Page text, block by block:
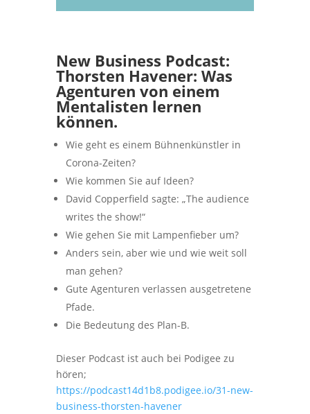
New Business Podcast:
Thorsten Havener: Was
Agenturen von einem
Mentalisten lernen
können.
Wie geht es einem Bühnenkünstler in
Corona-Zeiten?
Wie kommen Sie auf Ideen?
David Copperfield sagte: „The audience
writes the show!“
Wie gehen Sie mit Lampenfieber um?
Anders sein, aber wie und wie weit soll
man gehen?
Gute Agenturen verlassen ausgetretene
Pfade.
Die Bedeutung des Plan-B.
Dieser Podcast ist auch bei Podigee zu
hören;
https://podcast14d1b8.podigee.io/31-new-
business-thorsten-havener